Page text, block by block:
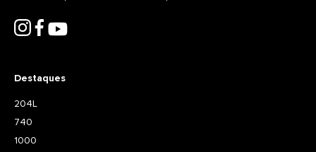
Destaques
204L
740
1000